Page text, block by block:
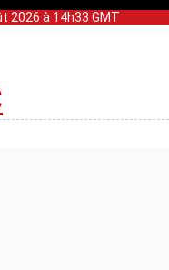
2026 à 14h33 GMT